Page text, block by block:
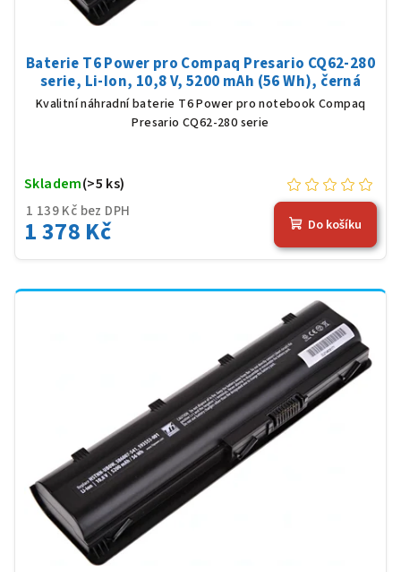
Baterie T6 Power pro Compaq Presario CQ62-280
serie, Li-Ion, 10,8 V, 5200 mAh (56 Wh), černá
Kvalitní náhradní baterie T6 Power pro notebook Compaq
Presario CQ62-280 serie
1 139 Kč bez DPH
1 378 Kč
Skladem(>5 ks)
Do košíku